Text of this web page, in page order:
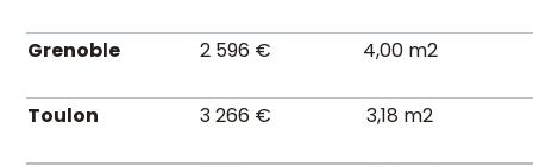
Grenoble 2 596 € 4,00 m2
Toulon 3 266 € 3,18 m2